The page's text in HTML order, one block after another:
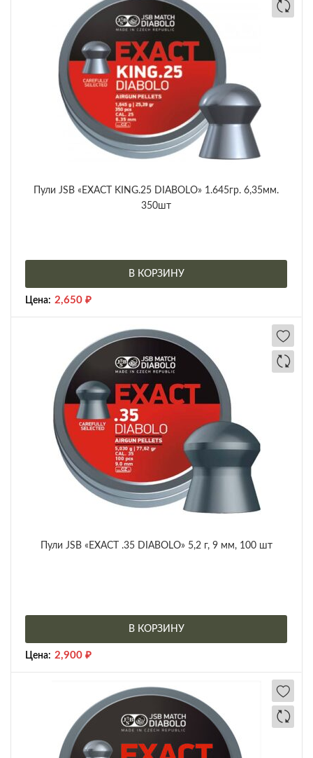
Пули JSB «EXACT KING.25 DIABOLO» 1.645гр. 6,35мм.
350шт
В КОРЗИНУ
Цена: 2,650 ₽
Пули JSB «EXACT .35 DIABOLO» 5,2 г, 9 мм, 100 шт
В КОРЗИНУ
Цена: 2,900 ₽